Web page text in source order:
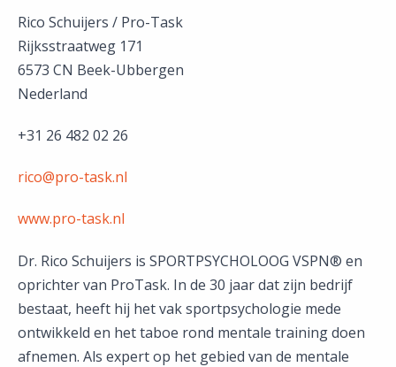
Rico Schuijers / Pro-Task
Rijksstraatweg 171
6573 CN Beek-Ubbergen
Nederland
+31 26 482 02 26
rico@pro-task.nl
www.pro-task.nl
Dr. Rico Schuijers is SPORTPSYCHOLOOG VSPN® en
oprichter van ProTask. In de 30 jaar dat zijn bedrijf
bestaat, heeft hij het vak sportpsychologie mede
ontwikkeld en het taboe rond mentale training doen
afnemen. Als expert op het gebied van de mentale